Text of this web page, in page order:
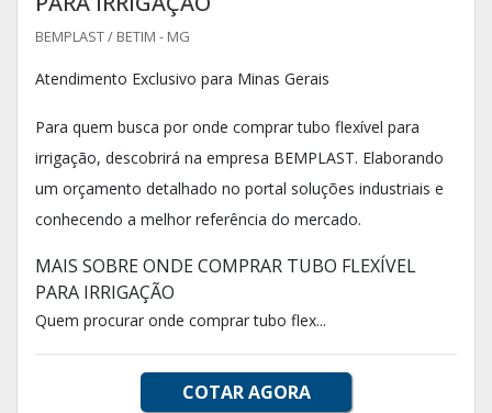
BEMPLAST / BETIM - MG
Atendimento Exclusivo para Minas Gerais
Para quem busca por onde comprar tubo flexível para
irrigação, descobrirá na empresa BEMPLAST. Elaborando
um orçamento detalhado no portal soluções industriais e
conhecendo a melhor referência do mercado.
MAIS SOBRE ONDE COMPRAR TUBO FLEXÍVEL
PARA IRRIGAÇÃO
Quem procurar onde comprar tubo flex...
COTAR AGORA